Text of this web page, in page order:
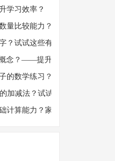
学习效率？
量比较能力？
？试试这些有趣的方法！
念？——提升孩子的数学思维
的数学练习？
加减法？试试这些有趣的方法！
计算能力？家长必看！